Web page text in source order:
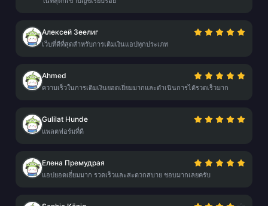
Алексей Зеелиг
เว็บที่ดีที่สุดสำหรับการเติมเงินแอปทุกประเภท
Ahmed
ความเร็วในการเติมเงินยอดเยี่ยมมากและดำเนินการได้รวดเร็วมาก
Gulilat Hunde
แพลตฟอร์มที่ดี
Елена Премудрая
แอปยอดเยี่ยมมาก รวดเร็วและสะดวกสบาย ชอบมากเลยครับ